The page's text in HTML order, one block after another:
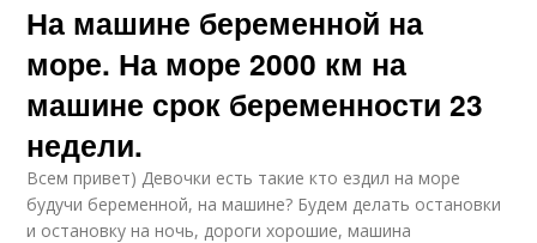
На машине беременной на
море. На море 2000 км на
машине срок беременности 23
недели.
Всем привет) Девочки есть такие кто ездил на море
будучи беременной, на машине? Будем делать остановки
и остановку на ночь, дороги хорошие, машина